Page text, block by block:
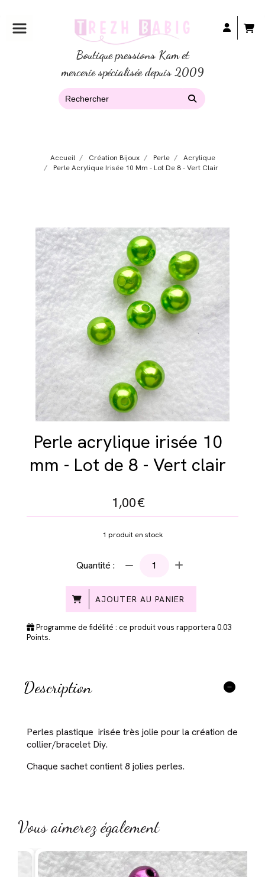
Boutique pressions Kam et
mercerie spécialisée depuis 2009
Accueil Création Bijoux Perle
Acrylique
Perle Acrylique Irisée 10 Mm - Lot De 8 - Vert Clair
Perle acrylique irisée 10
mm - Lot de 8 - Vert clair
1,00€
1 produit en stock
Quantité :
AJOUTER AU PANIER
Programme de fidélité : ce produit vous rapportera 0.03
Points.
Description
Perles plastique irisée très jolie pour la création de
collier/bracelet Diy.
Chaque sachet contient 8 jolies perles.
Vous aimerez également